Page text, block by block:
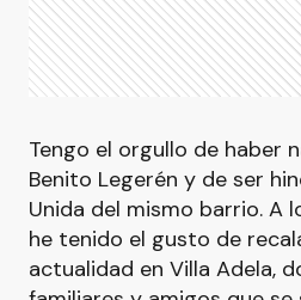
Tengo el orgullo de haber
Benito Legerén y de ser
Unida del mismo barrio. A
he tenido el gusto de
actualidad en Villa Adela,